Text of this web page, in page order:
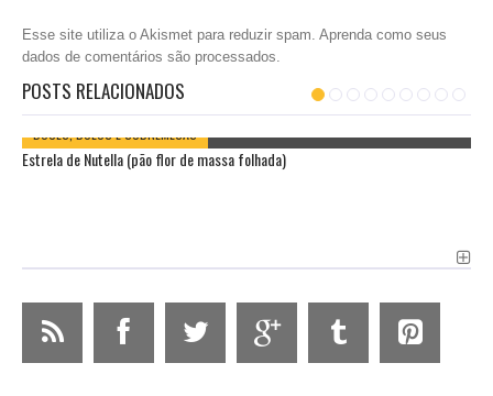
Esse site utiliza o Akismet para reduzir spam. Aprenda como seus
dados de comentários são processados
POSTS RELACIONADOS
DOCES, BOLOS E SOBREMESAS
Estrela de Nutella (pão flor de massa folhada)